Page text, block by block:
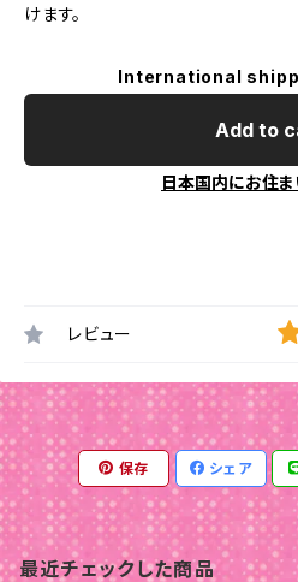
けます。
International
Add to
日本国内にお住
レビュー
保存 シェア
最近チェックした商品